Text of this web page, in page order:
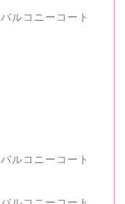
ルコニーコート
ルコニーコート